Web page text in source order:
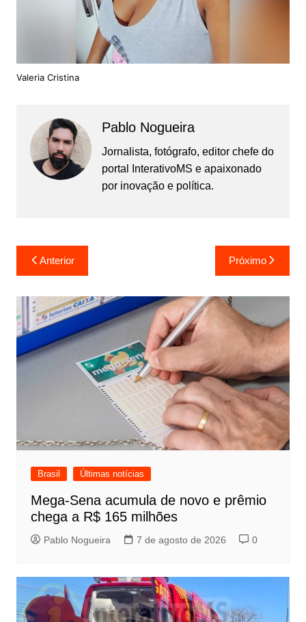
Valeria Cristina
Pablo Nogueira
Jornalista, fotógrafo, editor chefe do
portal InterativoMS e apaixonado
por inovação e política.
Navegação
de
Post
Anterior Próximo
Brasil Últimas notícias
Mega-Sena acumula de novo e prêmio
chega a R$ 165 milhões
Pablo Nogueira 7 de agosto de 2026 0